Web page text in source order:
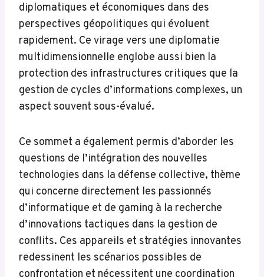
diplomatiques et économiques dans des
perspectives géopolitiques qui évoluent
rapidement. Ce virage vers une diplomatie
multidimensionnelle englobe aussi bien la
protection des infrastructures critiques que la
gestion de cycles d’informations complexes, un
aspect souvent sous-évalué.
Ce sommet a également permis d’aborder les
questions de l’intégration des nouvelles
technologies dans la défense collective, thème
qui concerne directement les passionnés
d’informatique et de gaming à la recherche
d’innovations tactiques dans la gestion de
conflits. Ces appareils et stratégies innovantes
redessinent les scénarios possibles de